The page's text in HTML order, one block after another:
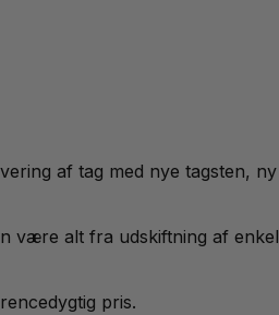
af tag med nye tagsten,
være alt fra udskiftning af
pris.